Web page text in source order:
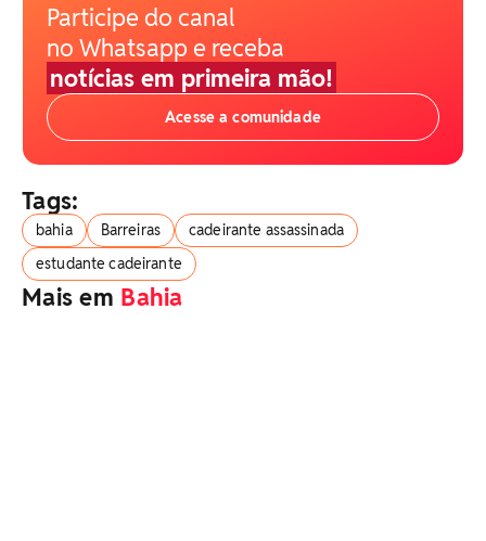
Participe do canal
no Whatsapp e receba
notícias em primeira mão!
Acesse a comunidade
Tags:
bahia Barreiras
cadeirante assassinada
estudante cadeirante
Mais em Bahia